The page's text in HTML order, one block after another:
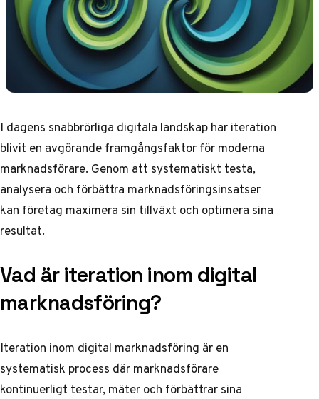
I dagens snabbrörliga digitala landskap har iteration
blivit en avgörande framgångsfaktor för moderna
marknadsförare. Genom att systematiskt testa,
analysera och förbättra marknadsföringsinsatser
kan företag maximera sin tillväxt och optimera sina
resultat.
Vad är iteration inom digital
marknadsföring?
Iteration inom digital marknadsföring är en
systematisk process där marknadsförare
kontinuerligt testar, mäter och förbättrar sina